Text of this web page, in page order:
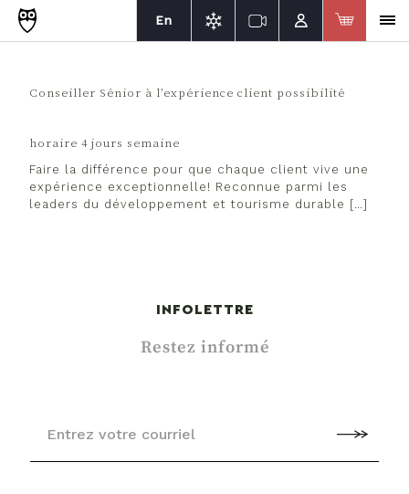
En
Conseiller Sénior à l’expérience client possibilité
horaire 4 jours semaine
Faire la différence pour que chaque client vive une
expérience exceptionnelle! Reconnue parmi les
leaders du développement et tourisme durable […]
INFOLETTRE
Restez informé